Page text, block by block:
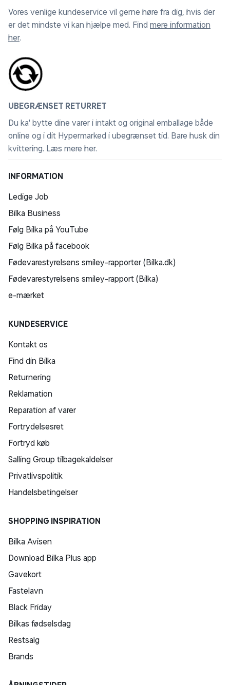
Vores venlige kundeservice vil gerne høre fra dig, hvis der
er det mindste vi kan hjælpe med. Find mere information
her.
UBEGRÆNSET RETURRET
Du ka' bytte dine varer i intakt og original emballage både
online og i dit Hypermarked i ubegrænset tid. Bare husk din
kvittering. Læs mere her.
INFORMATION
Ledige Job
Bilka Business
Følg Bilka på YouTube
Følg Bilka på facebook
Fødevarestyrelsens smiley-rapporter (Bilka.dk)
Fødevarestyrelsens smiley-rapport (Bilka)
e-mærket
KUNDESERVICE
Kontakt os
Find din Bilka
Returnering
Reklamation
Reparation af varer
Fortrydelsesret
Fortryd køb
Salling Group tilbagekaldelser
Privatlivspolitik
Handelsbetingelser
SHOPPING INSPIRATION
Bilka Avisen
Download Bilka Plus app
Gavekort
Fastelavn
Black Friday
Bilkas fødselsdag
Restsalg
Brands